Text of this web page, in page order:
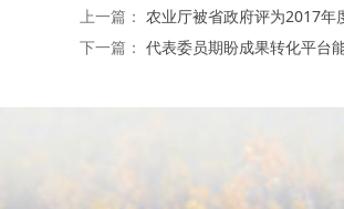
上一篇： 农业厅被省政府评为2017年
下一篇： 代表委员期盼成果转化平台